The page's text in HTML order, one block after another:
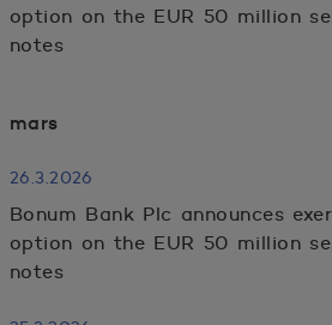
option on the EUR 50 million
notes
mars
26.3.2026
Bonum Bank Plc announces
option on the EUR 50 million
notes